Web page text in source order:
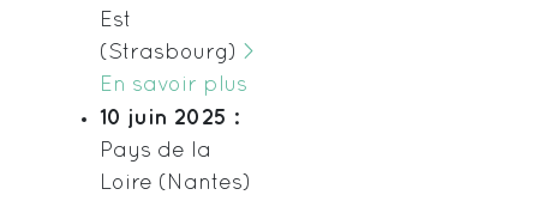
Est
(Strasbourg) >
En savoir plus
10 juin 2025 :
Pays de la
Loire (Nantes)